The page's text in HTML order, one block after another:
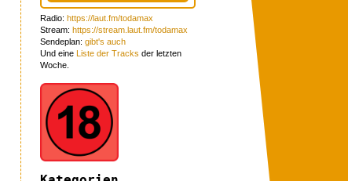
Radio: https://laut.fm/todamax
Stream: https://stream.laut.fm/todamax
Sendeplan: gibt's auch
Und eine Liste der Tracks der letzten
Woche.